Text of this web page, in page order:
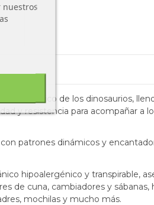
de los dinosaurios,
y resistencia para acompañar a
patrones dinámicos y
hipoalergénico y transpirable,
de cuna, cambiadores y
mochilas y mucho más.
nuestros